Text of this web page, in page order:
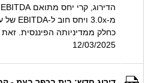
כחלק ממדיניותה הפיננסית.
12/03/2025